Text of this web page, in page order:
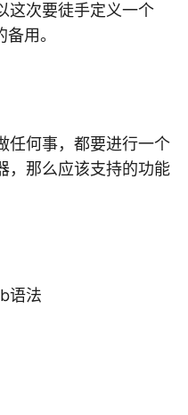
这次要徒手定义一个
用。
任何事，都要进行一个
，那么应该支持的功能
语法